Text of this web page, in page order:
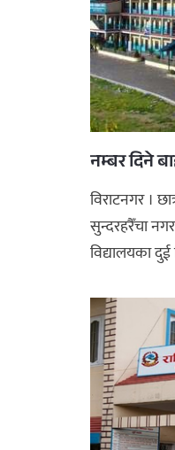
नम्बर दिने
विराटनगर ।
सुन्दरहरैँचा
विद्यालयका